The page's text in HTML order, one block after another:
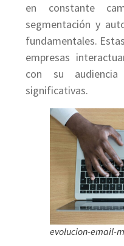
en constante
segmentación y
fundamentales.
empresas
con su
significativas.
evolucion-email-